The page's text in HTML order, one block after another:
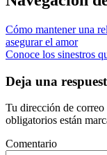
Cómo mantener una
asegurar el amor
Conoce los sinestros
Deja una
Tu dirección de
obligatorios están
Comentario